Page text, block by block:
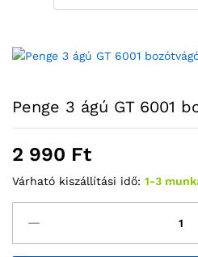
Penge 3 ágú GT 6001
2 990 Ft
Várható kiszállítási idő: 1-3